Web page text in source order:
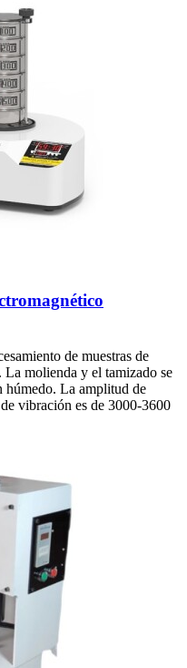
de muestras de
La molienda y el tamizado se
húmedo. La amplitud de
vibración es de 3000-3600